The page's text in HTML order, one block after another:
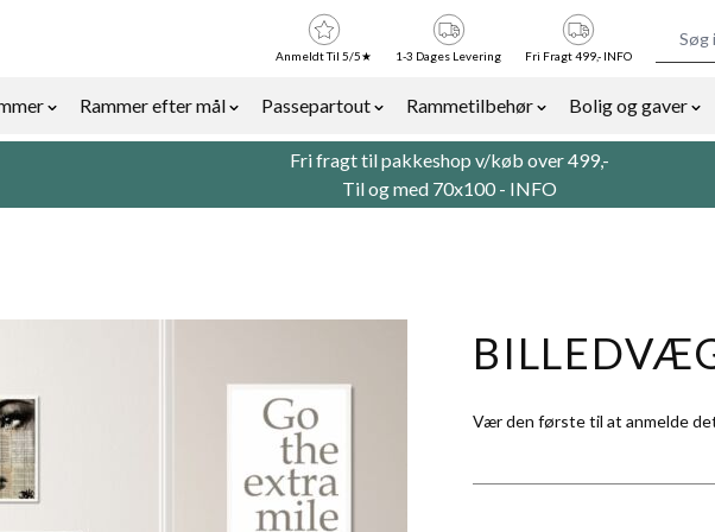
Rammer efter mål
Passepartout
Rammetilbehør
Bolig og gaver
Anmeldt Til 5/5★ 1-3 Dages Levering Fri Fragt 499,- INFO
Fri fragt til pakkeshop v/køb over 499,-
Til og med 70x100 - INFO
Vær den første til at anmelde